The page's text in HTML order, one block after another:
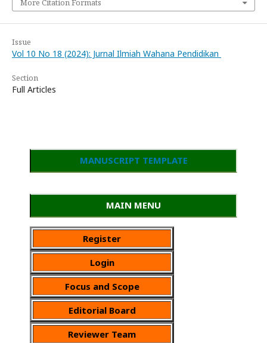
More Citation Formats
Issue
Vol 10 No 18 (2024): Jurnal Ilmiah Wahana Pendidikan
Section
Full Articles
MANUSCRIPT TEMPLATE
MAIN MENU
Register
Login
Focus and Scope
Editorial Board
Reviewer Team